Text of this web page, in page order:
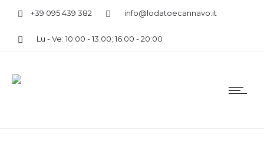
+39 095 439 382 info@lodatoecannavo.it
Lu - Ve: 10:00 - 13:00; 16:00 - 20:00